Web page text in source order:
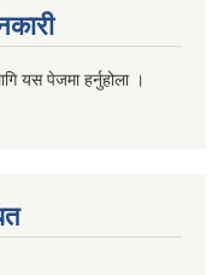
यस पेजमा हर्नुहोला ।